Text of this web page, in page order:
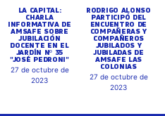
LA CAPITAL:
CHARLA
INFORMATIVA DE
AMSAFE SOBRE
JUBILACIÓN
DOCENTE EN EL
JARDÍN Nº 35
"JOSÉ PEDRONI"
27 de octubre de
2023
RODRIGO ALONSO
PARTICIPÓ DEL
ENCUENTRO DE
COMPAÑERAS Y
COMPAÑEROS
JUBILADOS Y
JUBILADAS DE
AMSAFE LAS
COLONIAS
27 de octubre de
2023